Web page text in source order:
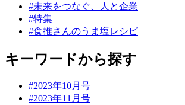
#未来をつなぐ、人と企業
#特集
#食推さんのうま塩レシピ
キーワードから探す
#2023年10月号
#2023年11月号